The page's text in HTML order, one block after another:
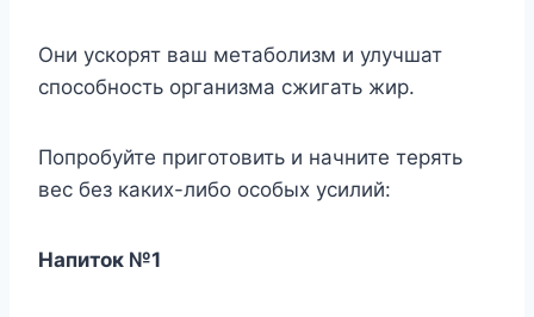
Они ускорят ваш метаболизм и улучшат
способность организма сжигать жир.
Попробуйте приготовить и начните терять
вес без каких-либо особых усилий:
Напиток №1